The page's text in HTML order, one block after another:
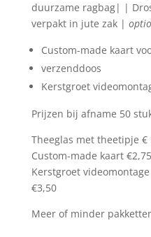
duurzame ragbag| |
verpakt in jute zak |
Custom-made kaart
verzenddoos
Kerstgroet
Prijzen bij afname 50
Theeglas met theetipje €
Custom-made kaart €2,75
Kerstgroet
€3,50
Meer of minder